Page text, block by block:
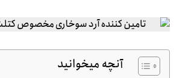
آنچه میخوانید